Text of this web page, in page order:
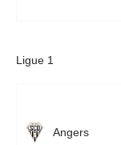
Ligue 1
Angers